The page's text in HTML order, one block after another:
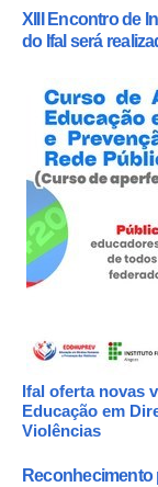
XIII Encontro de
do Ifal será
Ifal oferta novas
Educação em
Violências
Reconhecimento